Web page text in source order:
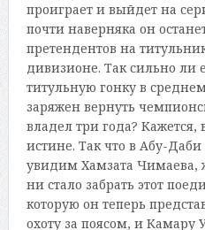
проиграет и выйдет на
почти наверняка он
претендентов на
дивизионе. Так сильно ли
титульную гонку в
заряжен вернуть
владел три года?
истине. Так что в Абу-Даби
увидим Хамзата Чимаева,
ни стало забрать этот
которую он теперь
охоту за поясом, и Камару